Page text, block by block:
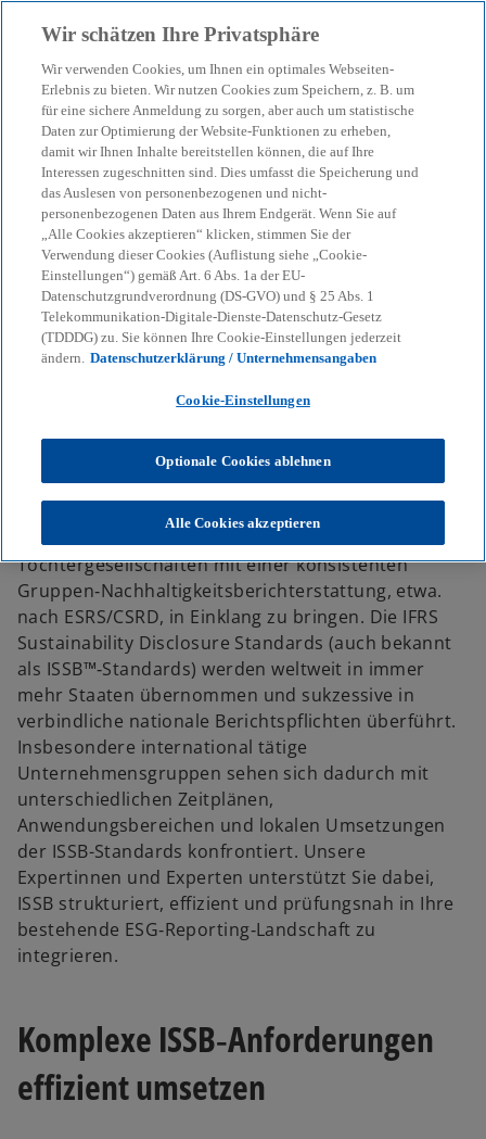
menu search
Global Sustainability
Reporting nach den ISSB-
Standards
Globale Nachhaltigkeitsberichtsanforderungen
nach IFRS S1 und IFRS S2 effizient umsetzen
Regulatorik & Nachhaltigkeit
Unternehmen mit internationaler Präsenz stehen
zunehmend vor der komplexen Aufgaben, lokale
ISSB‑Berichtspflichten einzelner
Tochtergesellschaften mit einer konsistenten
Gruppen‑Nachhaltigkeitsberichterstattung, etwa.
nach ESRS/CSRD, in Einklang zu bringen. Die IFRS
Sustainability Disclosure Standards (auch bekannt
als ISSB™‑Standards) werden weltweit in immer
mehr Staaten übernommen und sukzessive in
verbindliche nationale Berichtspflichten überführt.
Insbesondere international tätige
Unternehmensgruppen sehen sich dadurch mit
unterschiedlichen Zeitplänen,
Anwendungsbereichen und lokalen Umsetzungen
der ISSB-Standards konfrontiert. Unsere
Expertinnen und Experten unterstützt Sie dabei,
ISSB strukturiert, effizient und prüfungsnah in Ihre
bestehende ESG‑Reporting‑Landschaft zu
integrieren.
Komplexe ISSB‑Anforderungen
effizient umsetzen
Wir schätzen Ihre Privatsphäre
Wir verwenden Cookies, um Ihnen ein optimales Webseiten-
Erlebnis zu bieten. Wir nutzen Cookies zum Speichern, z. B. um
für eine sichere Anmeldung zu sorgen, aber auch um statistische
Daten zur Optimierung der Website-Funktionen zu erheben,
damit wir Ihnen Inhalte bereitstellen können, die auf Ihre
Interessen zugeschnitten sind. Dies umfasst die Speicherung und
das Auslesen von personenbezogenen und nicht-
personenbezogenen Daten aus Ihrem Endgerät. Wenn Sie auf
„Alle Cookies akzeptieren“ klicken, stimmen Sie der
Verwendung dieser Cookies (Auflistung siehe „Cookie-
Einstellungen“) gemäß Art. 6 Abs. 1a der EU-
Datenschutzgrundverordnung (DS-GVO) und § 25 Abs. 1
Telekommunikation-Digitale-Dienste-Datenschutz-Gesetz
(TDDDG) zu. Sie können Ihre Cookie-Einstellungen jederzeit
ändern. Datenschutzerklärung / Unternehmensangaben
Cookie-Einstellungen
Optionale Cookies ablehnen
Alle Cookies akzeptieren